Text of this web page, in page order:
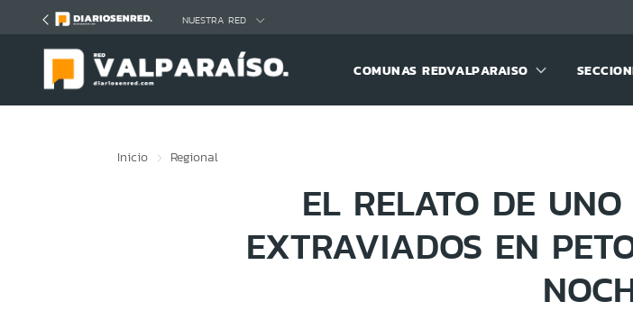
NUESTRA RED
COMUNAS REDVALPARAISO
Inicio Regional
EL RELATO DE
EXTRAVIADOS EN